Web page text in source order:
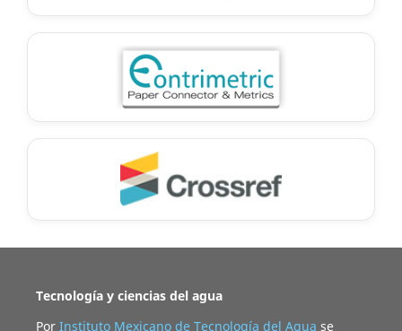
Tecnología y ciencias del agua
Por Instituto Mexicano de Tecnología del Agua se